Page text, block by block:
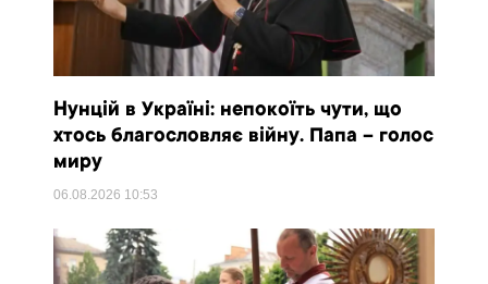
Нунцій в Україні: непокоїть чути, що
хтось благословляє війну. Папа – голос
миру
06.08.2026 10:53